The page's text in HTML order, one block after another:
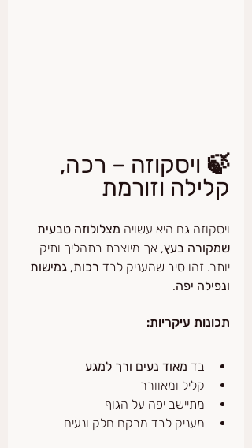
🍃 ויסקוזה – רכה,
קלילה וזורמת
ויסקוזה גם היא עשויה מצלולוזה טבעית
שמקורה בעץ, אך מיוצרת בתהליך ותיק
יותר. זהו סיב שמעניק לבד רכות, גמישות
ונפילה יפה.
תכונות עיקריות:
בד מאוד נעים ורך למגע
קליל ומאוורר
מתיישב יפה על הגוף
מעניק לבד מרקם חלק ונעים